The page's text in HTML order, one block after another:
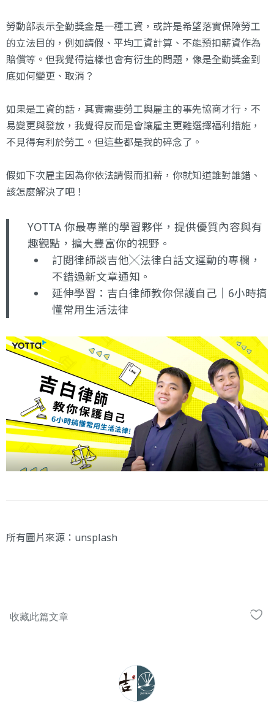
勞動部表示全勤獎金是一種工資，或許是希望落實保障勞工
的立法目的，例如請假、平均工資計算、不能預扣薪資作為
賠償等。但我覺得這樣也會有衍生的問題，像是全勤獎金到
底如何變更、取消？
如果是工資的話，其實需要勞工與雇主的事先協商才行，不
易變更與發放，我覺得反而是會讓雇主更難選擇福利措施，
不見得有利於勞工。但這些都是我的碎念了。
假如下次雇主因為你依法請假而扣薪，你就知道誰對誰錯、
該怎麼解決了吧！
YOTTA 你最專業的學習夥伴，提供優質內容與有
趣觀點，擴大豐富你的視野。
訂閱律師談吉他╳法律白話文運動的專欄 ，
不錯過新文章通知。
延伸學習： 吉白律師教你保護自己｜6小時搞
懂常用生活法律
所有圖片來源： unsplash